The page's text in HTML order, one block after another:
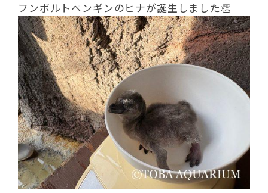
フンボルトペンギンのヒナが誕生しました👏